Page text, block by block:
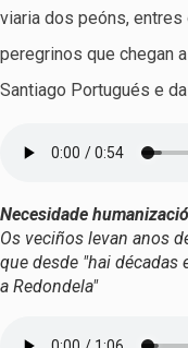
viaria dos peóns,
peregrinos que chegan
Santiago Portugués e
Necesidade
Os veciños levan anos
que desde "hai décadas
a Redondela"